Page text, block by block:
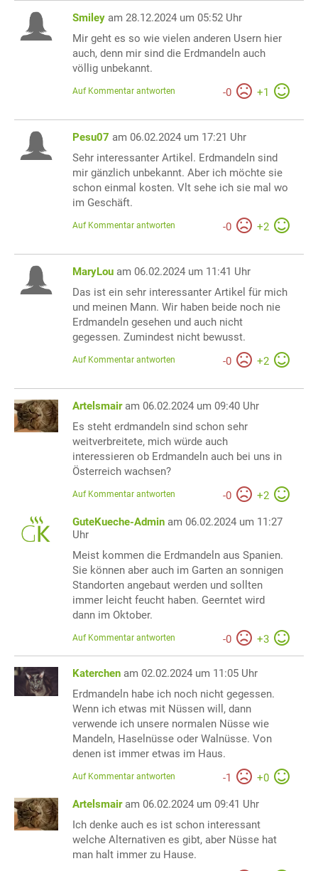
Smiley am 28.12.2024 um 05:52 Uhr
Mir geht es so wie vielen anderen Usern hier
auch, denn mir sind die Erdmandeln auch
völlig unbekannt.
-0 +1
Auf Kommentar antworten
Pesu07 am 06.02.2024 um 17:21 Uhr
Sehr interessanter Artikel. Erdmandeln sind
mir gänzlich unbekannt. Aber ich möchte sie
schon einmal kosten. Vlt sehe ich sie mal wo
im Geschäft.
-0 +2
Auf Kommentar antworten
MaryLou am 06.02.2024 um 11:41 Uhr
Das ist ein sehr interessanter Artikel für mich
und meinen Mann. Wir haben beide noch nie
Erdmandeln gesehen und auch nicht
gegessen. Zumindest nicht bewusst.
-0 +2
Auf Kommentar antworten
Artelsmair am 06.02.2024 um 09:40 Uhr
Es steht erdmandeln sind schon sehr
weitverbreitete, mich würde auch
interessieren ob Erdmandeln auch bei uns in
Österreich wachsen?
-0 +2
Auf Kommentar antworten
GuteKueche-Admin am 06.02.2024 um 11:27
Uhr
Meist kommen die Erdmandeln aus Spanien.
Sie können aber auch im Garten an sonnigen
Standorten angebaut werden und sollten
immer leicht feucht haben. Geerntet wird
dann im Oktober.
-0 +3
Auf Kommentar antworten
Katerchen am 02.02.2024 um 11:05 Uhr
Erdmandeln habe ich noch nicht gegessen.
Wenn ich etwas mit Nüssen will, dann
verwende ich unsere normalen Nüsse wie
Mandeln, Haselnüsse oder Walnüsse. Von
denen ist immer etwas im Haus.
-1 +0
Auf Kommentar antworten
Artelsmair am 06.02.2024 um 09:41 Uhr
Ich denke auch es ist schon interessant
welche Alternativen es gibt, aber Nüsse hat
man halt immer zu Hause.